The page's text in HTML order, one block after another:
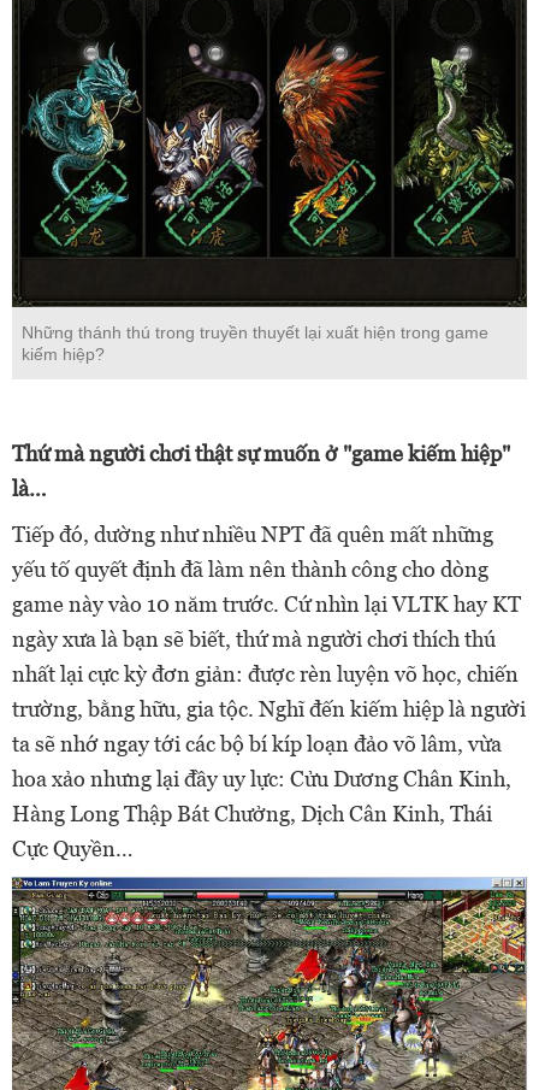
Những thánh thú trong truyền thuyết lại xuất hiện trong game
kiếm hiệp?
Thứ mà người chơi thật sự muốn ở "game kiếm hiệp"
là…
Tiếp đó, dường như nhiều NPT đã quên mất những
yếu tố quyết định đã làm nên thành công cho dòng
game này vào 10 năm trước. Cứ nhìn lại VLTK hay KT
ngày xưa là bạn sẽ biết, thứ mà người chơi thích thú
nhất lại cực kỳ đơn giản: được rèn luyện võ học, chiến
trường, bằng hữu, gia tộc. Nghĩ đến kiếm hiệp là người
ta sẽ nhớ ngay tới các bộ bí kíp loạn đảo võ lâm, vừa
hoa xảo nhưng lại đầy uy lực: Cửu Dương Chân Kinh,
Hàng Long Thập Bát Chưởng, Dịch Cân Kinh, Thái
Cực Quyền…